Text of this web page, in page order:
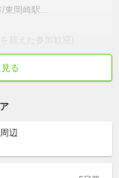
岡崎駅...
超えた参加歓迎)
中心
る
辺